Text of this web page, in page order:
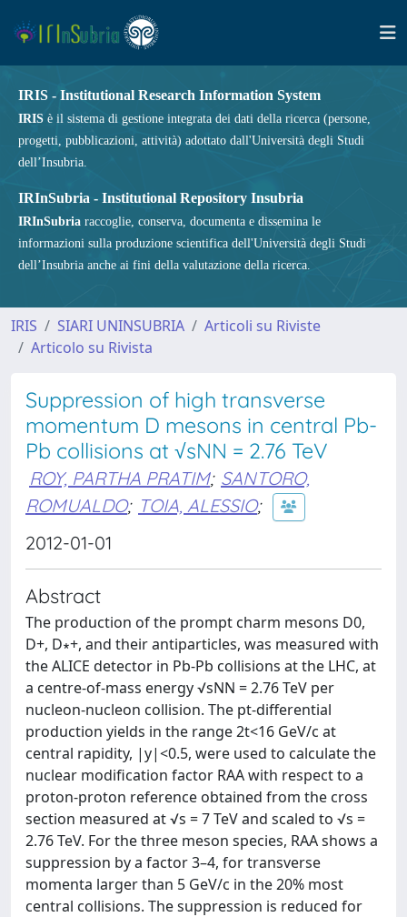
IRIS - Institutional Research Information System
IRIS è il sistema di gestione integrata dei dati della ricerca (persone,
progetti, pubblicazioni, attività) adottato dall'Università degli Studi
dell’Insubria.
IRInSubria - Institutional Repository Insubria
IRInSubria raccoglie, conserva, documenta e dissemina le
informazioni sulla produzione scientifica dell'Università degli Studi
dell’Insubria anche ai fini della valutazione della ricerca.
IRIS SIARI UNINSUBRIA
Articoli su Riviste
Articolo su Rivista
Suppression of high transverse
momentum D mesons in central Pb-
Pb collisions at √sNN = 2.76 TeV
ROY, PARTHA PRATIM; SANTORO,
ROMUALDO; TOIA, ALESSIO;
2012-01-01
Abstract
The production of the prompt charm mesons D0,
D+, D∗+, and their antiparticles, was measured with
the ALICE detector in Pb-Pb collisions at the LHC, at
a centre-of-mass energy √sNN = 2.76 TeV per
nucleon-nucleon collision. The pt-differential
production yields in the range 2t<16 GeV/c at
central rapidity, |y|<0.5, were used to calculate the
nuclear modification factor RAA with respect to a
proton-proton reference obtained from the cross
section measured at √s = 7 TeV and scaled to √s =
2.76 TeV. For the three meson species, RAA shows a
suppression by a factor 3–4, for transverse
momenta larger than 5 GeV/c in the 20% most
central collisions. The suppression is reduced for